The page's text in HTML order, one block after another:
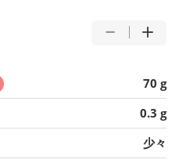
70 g
0.3 g
少々